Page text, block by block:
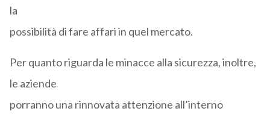
la
possibilità di fare affari in quel mercato.
Per quanto riguarda le minacce alla sicurezza, inoltre,
le aziende
porranno una rinnovata attenzione all’interno